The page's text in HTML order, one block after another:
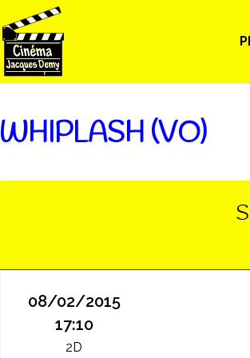
WHIPLASH (VO)
08/02/2015
17:10
2D